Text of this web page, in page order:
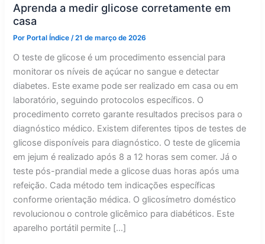
Aprenda a medir glicose corretamente em
casa
Por Portal Índice/21 de março de 2026
O teste de glicose é um procedimento essencial para
monitorar os níveis de açúcar no sangue e detectar
diabetes. Este exame pode ser realizado em casa ou em
laboratório, seguindo protocolos específicos. O
procedimento correto garante resultados precisos para o
diagnóstico médico. Existem diferentes tipos de testes de
glicose disponíveis para diagnóstico. O teste de glicemia
em jejum é realizado após 8 a 12 horas sem comer. Já o
teste pós-prandial mede a glicose duas horas após uma
refeição. Cada método tem indicações específicas
conforme orientação médica. O glicosímetro doméstico
revolucionou o controle glicêmico para diabéticos. Este
aparelho portátil permite […]